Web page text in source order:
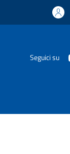
Seguici su